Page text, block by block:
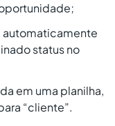
automaticamente
status no
em uma planilha,
“cliente”.